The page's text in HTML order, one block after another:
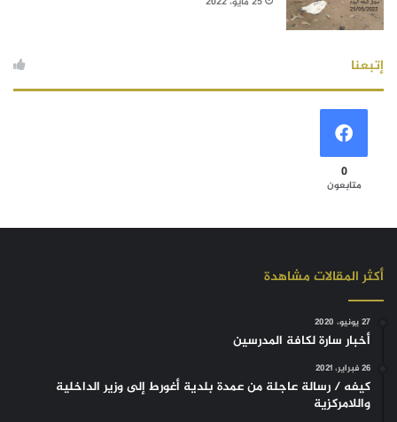
إتبعنا
0
متابعون
أكثر المقالات مشاهدة
27 يونيو، 2020
أخبار سارة لكافة المدرسين
26 فبراير، 2021
كيفه / رسالة عاجلة من عمدة بلدية أغورط إلى وزير الداخلية
واللامركزية